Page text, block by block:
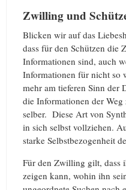
Zwilling und
Blicken wir auf das
dass für den Schützen die
Informationen sind, auch
Informationen für nicht so
mehr am tieferen Sinn der
die Informationen der
selber. Diese Art von
in sich selbst vollziehen.
starke Selbstbezogenheit
Für den Zwilling gilt, dass
zeigen kann, wohin ihn